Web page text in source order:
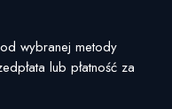
wybranej metody
lub płatność za